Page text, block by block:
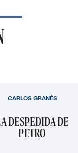
DESPEDIDA DE
PETRO
CARLOS GRANÉS